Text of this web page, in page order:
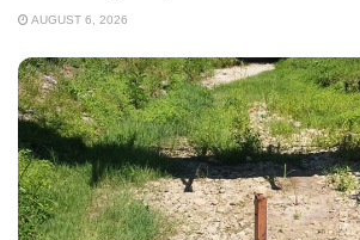
AUGUST 6, 2026